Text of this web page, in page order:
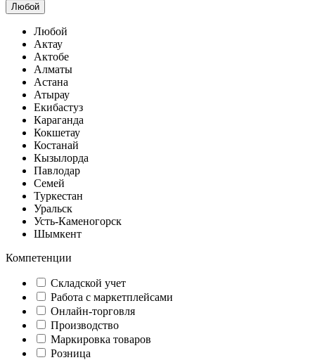
Любой
Любой
Актау
Актобе
Алматы
Астана
Атырау
Екибастуз
Караганда
Кокшетау
Костанай
Кызылорда
Павлодар
Семей
Туркестан
Уральск
Усть-Каменогорск
Шымкент
Компетенции
Складской учет
Работа с маркетплейсами
Онлайн-торговля
Производство
Маркировка товаров
Розница